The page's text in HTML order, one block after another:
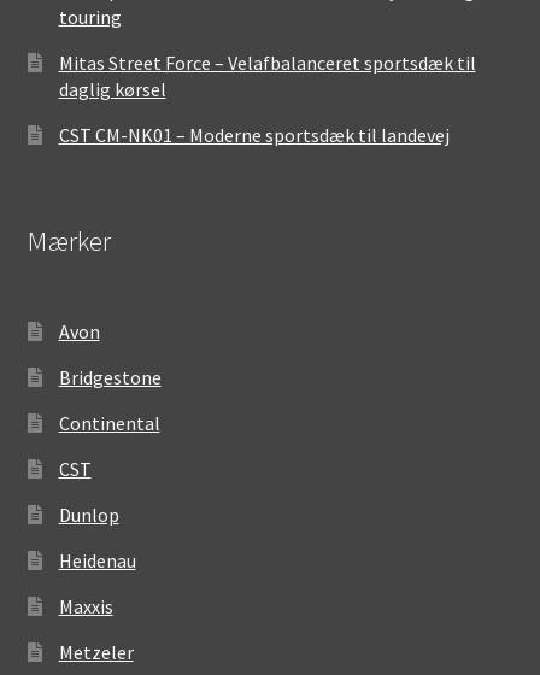
touring
Mitas Street Force – Velafbalanceret sportsdæk til
daglig kørsel
CST CM-NK01 – Moderne sportsdæk til landevej
Mærker
Avon
Bridgestone
Continental
CST
Dunlop
Heidenau
Maxxis
Metzeler